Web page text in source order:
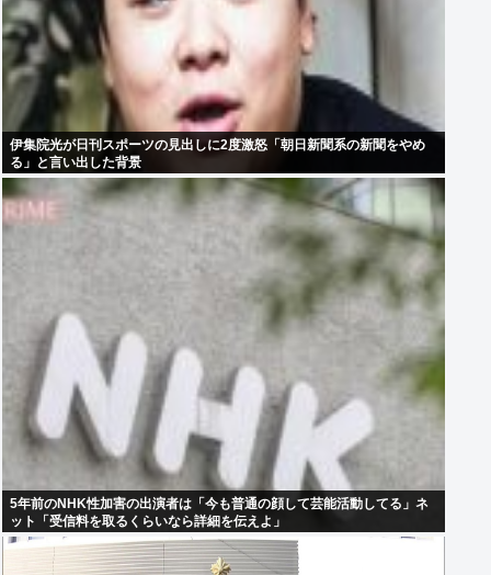
伊集院光が日刊スポーツの見出しに2度激怒「朝日新聞系の新聞をやめ
る」と言い出した背景
5年前のNHK性加害の出演者は「今も普通の顔して芸能活動してる」ネ
ット「受信料を取るくらいなら詳細を伝えよ」